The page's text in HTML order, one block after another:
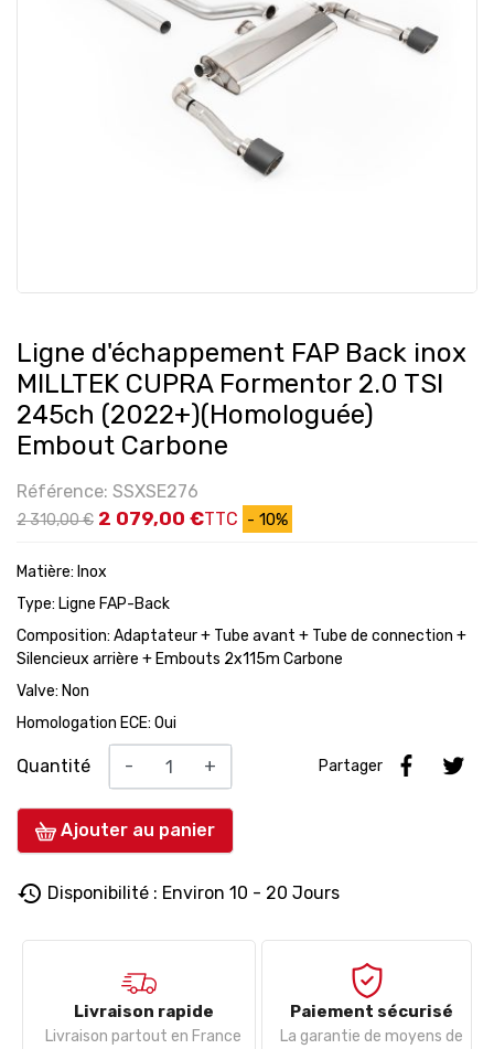
Ligne d'échappement FAP Back inox
MILLTEK CUPRA Formentor 2.0 TSI
245ch (2022+)(Homologuée)
Embout Carbone
Référence: SSXSE276
2 310,00 € 2 079,00 €TTC - 10%
Matière: Inox
Type: Ligne FAP-Back
Composition: Adaptateur + Tube avant + Tube de connection +
Silencieux arrière + Embouts 2x115m Carbone
Valve: Non
Homologation ECE: Oui
Quantité - +
Ajouter au panier
Partager
history Disponibilité : Environ 10 - 20 Jours
Livraison rapide
Livraison partout en France
Paiement sécurisé
La garantie de moyens de